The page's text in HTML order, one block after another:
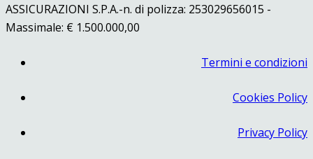
ASSICURAZIONI S.P.A.-n. di polizza: 253029656015 -
Massimale: € 1.500.000,00
Termini e condizioni
Cookies Policy
Privacy Policy